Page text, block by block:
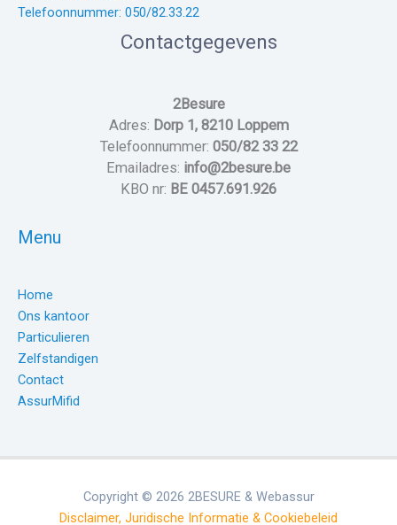
Telefoonnummer: 050/82.33.22
Contactgegevens
2Besure
Adres: Dorp 1, 8210 Loppem
Telefoonnummer: 050/82 33 22
Emailadres: info@2besure.be
KBO nr: BE 0457.691.926
Menu
Home
Ons kantoor
Particulieren
Zelfstandigen
Contact
AssurMifid
Copyright © 2026 2BESURE & Webassur
Disclaimer, Juridische Informatie & Cookiebeleid